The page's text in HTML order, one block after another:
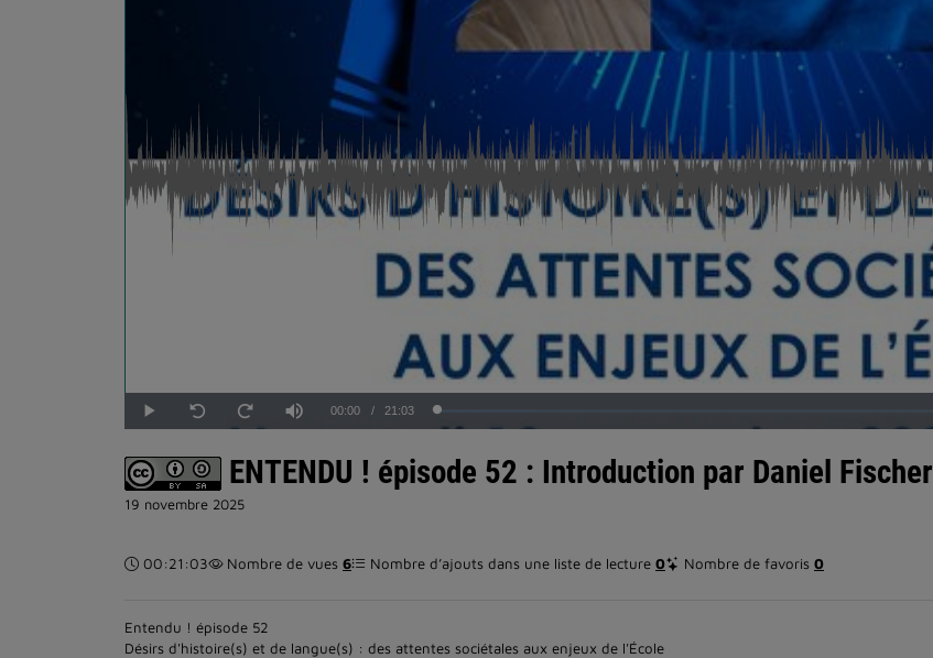
Lecture
Seek
back
Seek
forward
SourdineTemps
00:00 / Durée
21:03
100.00%
ENTENDU ! épisode 52 : Introduction par Daniel Fischer
19 novembre 2025
Durée :
00:21:03 Nombre de vues 6 Nombre d’ajouts dans une liste de lecture 0 Nombre de favoris 0
Entendu ! épisode 52
Désirs d'histoire(s) et de langue(s) : des attentes sociétales aux enjeux de l'École